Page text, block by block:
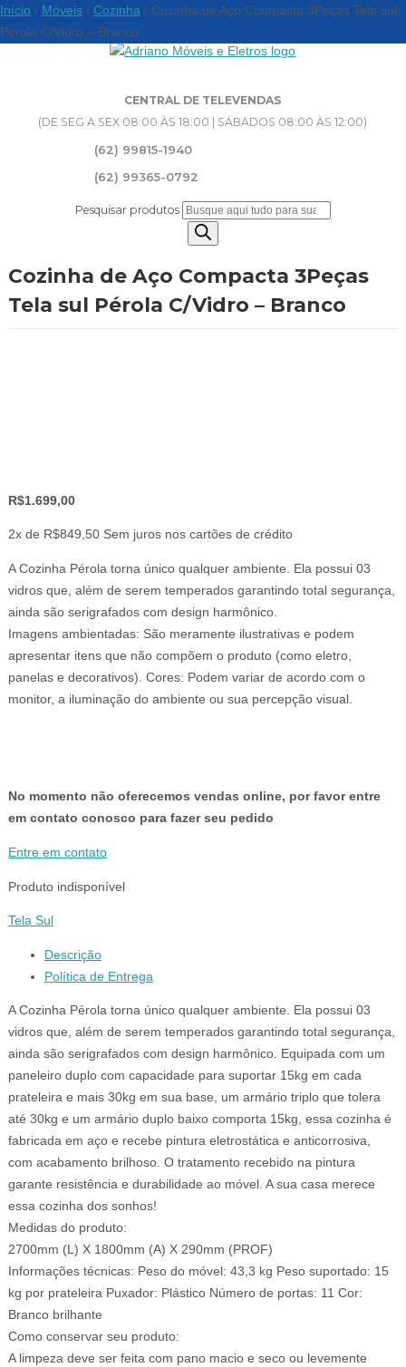
CENTRAL DE TELEVENDAS
(DE SEG A SEX 08:00 ÀS 18:00 | SÁBADOS 08:00 ÀS 12:00)
(62) 99815-1940
(62) 99365-0792
Pesquisar produtos
Início / Móveis / Cozinha / Cozinha de Aço Compacta 3Peças Tela sul
Pérola C/Vidro – Branco
Cozinha de Aço Compacta 3Peças
Tela sul Pérola C/Vidro – Branco
R$1.699,00
2x de R$849,50 Sem juros nos cartões de crédito
A Cozinha Pérola torna único qualquer ambiente. Ela possui 03
vidros que, além de serem temperados garantindo total segurança,
ainda são serigrafados com design harmônico.
Imagens ambientadas: São meramente ilustrativas e podem
apresentar itens que não compõem o produto (como eletro,
panelas e decorativos). Cores: Podem variar de acordo com o
monitor, a iluminação do ambiente ou sua percepção visual.
No momento não oferecemos vendas online, por favor entre
em contato conosco para fazer seu pedido
Entre em contato
Produto indisponível
Tela Sul
Descrição
Política de Entrega
A Cozinha Pérola torna único qualquer ambiente. Ela possui 03
vidros que, além de serem temperados garantindo total segurança,
ainda são serigrafados com design harmônico. Equipada com um
paneleiro duplo com capacidade para suportar 15kg em cada
prateleira e mais 30kg em sua base, um armário triplo que tolera
até 30kg e um armário duplo baixo comporta 15kg, essa cozinha é
fabricada em aço e recebe pintura eletrostática e anticorrosiva,
com acabamento brilhoso. O tratamento recebido na pintura
garante resistência e durabilidade ao móvel. A sua casa merece
essa cozinha dos sonhos!
Medidas do produto:
2700mm (L) X 1800mm (A) X 290mm (PROF)
Informações técnicas: Peso do móvel: 43,3 kg Peso suportado: 15
kg por prateleira Puxador: Plástico Número de portas: 11 Cor:
Branco brilhante
Como conservar seu produto:
A limpeza deve ser feita com pano macio e seco ou levemente